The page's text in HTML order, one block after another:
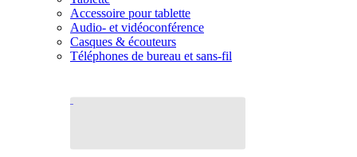
Accessoire pour tablette
Audio- et vidéoconférence
Casques & écouteurs
Téléphones de bureau et sans-fil